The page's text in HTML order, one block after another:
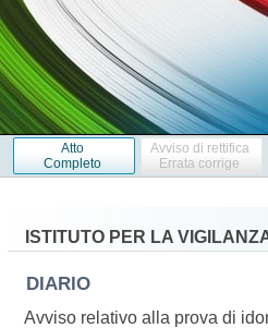
Atto
Completo
Avviso di rettifica
Errata corrige
ISTITUTO PER LA
DIARIO
Avviso relativo alla prova di